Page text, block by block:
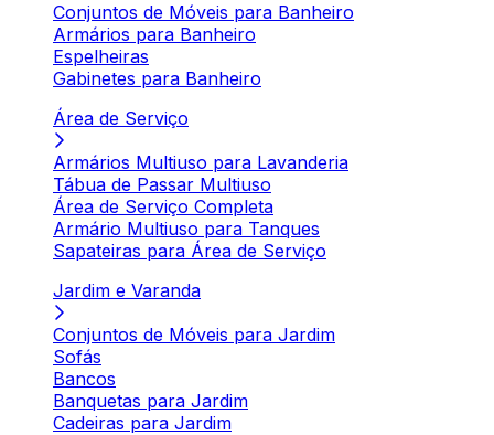
Conjuntos de Móveis para Banheiro
Armários para Banheiro
Espelheiras
Gabinetes para Banheiro
Área de Serviço
Armários Multiuso para Lavanderia
Tábua de Passar Multiuso
Área de Serviço Completa
Armário Multiuso para Tanques
Sapateiras para Área de Serviço
Jardim e Varanda
Conjuntos de Móveis para Jardim
Sofás
Bancos
Banquetas para Jardim
Cadeiras para Jardim